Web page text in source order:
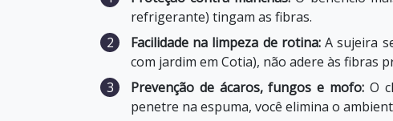
refrigerante) tingam as fibras.
Facilidade na limpeza de rotina:A sujeira
com jardim em Cotia), não adere às fibras
Prevenção de ácaros, fungos e mofo: O
penetre na espuma, você elimina o